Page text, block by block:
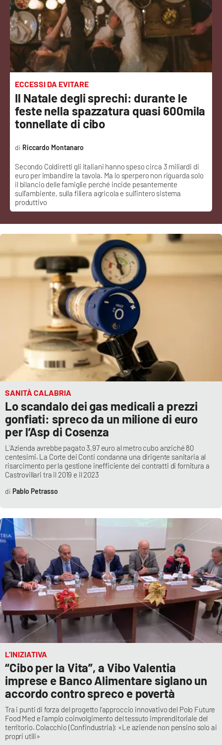
Sanità
Sport
Cultura
Podcast
Meteo
VIDEO
Ambiente
Economia e Lavoro
Società
Sport
RUBRICHE
Good Morning Vietnam
Parchi Marini Calabria
Leggendo Alvaro insieme
Le perfidie di Antonella Grippo
Venti di comunicazione
STREAMING
LaC TV
LaC Network
LaC OnAir
EDIZIONI
Catanzaro
ECCESSI DA EVITARE
Il Natale degli sprechi: durante le
feste nella spazzatura quasi 600mila
tonnellate di cibo
Secondo Coldiretti gli italiani hanno speso circa 3 miliardi di
euro per imbandire la tavola. Ma lo sperpero non riguarda solo
il bilancio delle famiglie perché incide pesantemente
sull’ambiente, sulla filiera agricola e sull’intero sistema
produttivo
Riccardo Montanaro
SANITÀ CALABRIA
Lo scandalo dei gas medicali a prezzi
gonfiati: spreco da un milione di euro
per l’Asp di Cosenza
L’Azienda avrebbe pagato 3,97 euro al metro cubo anziché 80
centesimi. La Corte dei Conti condanna una dirigente sanitaria al
risarcimento per la gestione inefficiente dei contratti di fornitura a
Castrovillari tra il 2019 e il 2023
Pablo Petrasso
L’INIZIATIVA
“Cibo per la Vita”, a Vibo Valentia
imprese e Banco Alimentare siglano un
accordo contro spreco e povertà
Tra i punti di forza del progetto l’approccio innovativo del Polo Future
Food Med e l’ampio coinvolgimento del tessuto imprenditoriale del
territorio. Colacchio (Confindustria): «Le aziende non pensino solo ai
propri utili»